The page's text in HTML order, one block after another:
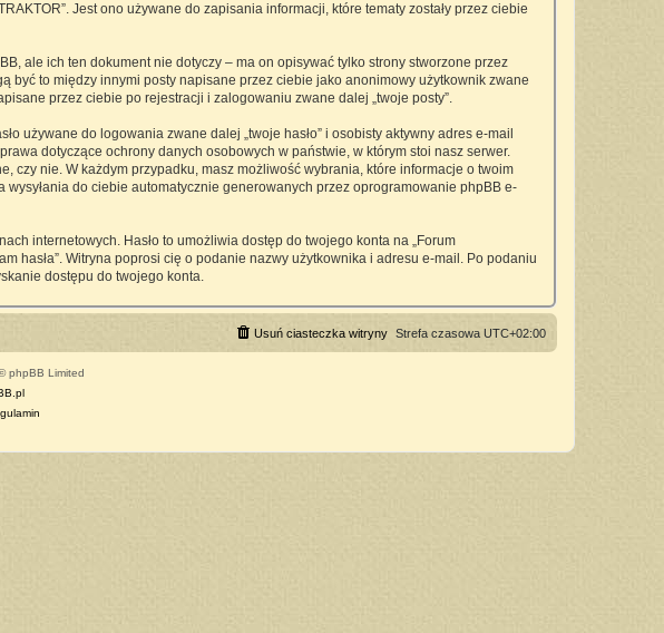
Jest ono używane do zapisania informacji, które tematy zostały przez ciebie
ale ich ten dokument nie dotyczy – ma on opisywać tylko strony stworzone przez
być to między innymi posty napisane przez ciebie jako anonimowy użytkownik zwane
przez ciebie po rejestracji i zalogowaniu zwane dalej „twoje posty”.
używane do logowania zwane dalej „twoje hasło” i osobisty aktywny adres e-mail
dotyczące ochrony danych osobowych w państwie, w którym stoi nasz serwer.
czy nie. W każdym przypadku, masz możliwość wybrania, które informacje o twoim
do ciebie automatycznie generowanych przez oprogramowanie phpBB e-
internetowych. Hasło to umożliwia dostęp do twojego konta na „Forum
hasła”. Witryna poprosi cię o podanie nazwy użytkownika i adresu e-mail. Po podaniu
dostępu do twojego konta.
Strefa czasowa UTC+02:00
Usuń ciasteczka witryny
phpBB Limited